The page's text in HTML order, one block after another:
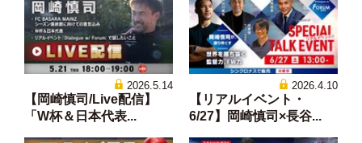
2026.5.14
【岡崎慎司/Live配信】
「W杯＆日本代表...
2026.4.10
【リアルイベント・
6/27】岡崎慎司×長谷...